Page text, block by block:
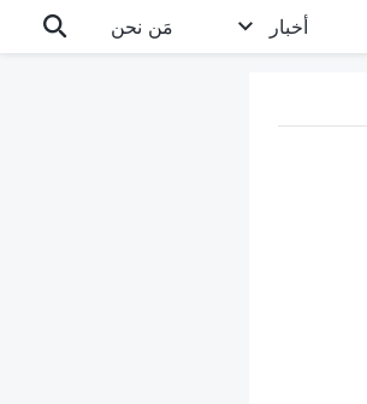
أخبار مَن نحن